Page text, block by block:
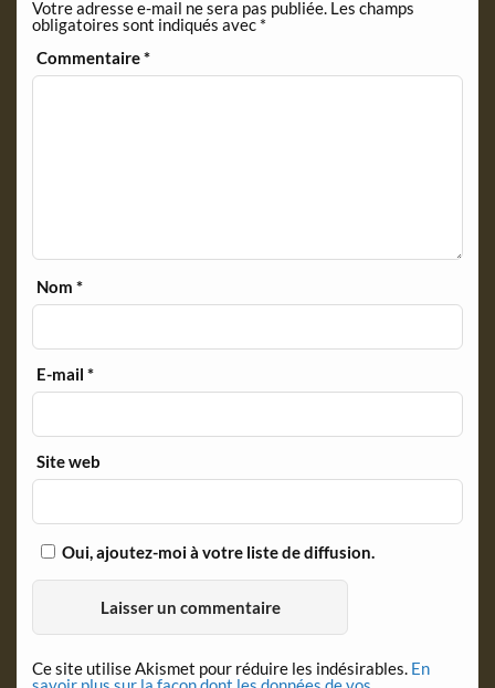
d
l
y
Votre adresse e-mail ne sera pas publiée. Les champs
obligatoires sont indiqués avec *
Commentaire*
Nom*
E-mail*
Site web
Oui, ajoutez-moi à votre liste de diffusion.
Ce site utilise Akismet pour réduire les indésirables. En